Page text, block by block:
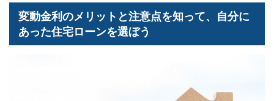
変動金利のメリットと注意点を知って、自分に
あった住宅ローンを選ぼう